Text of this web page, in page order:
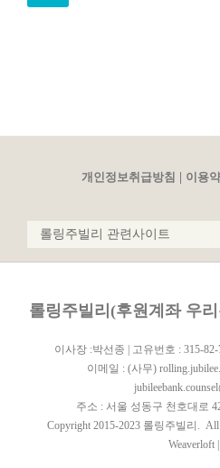
개인정보취급방침 이용
롤링주빌리(후원계좌 우리
이사장 :박선종 | 고유번호 : 315-
이메일 : (사무)
주소 : 서울 성동구 천호대로
Copyright 2015-2023 롤링주빌리. All
Weaverloft|